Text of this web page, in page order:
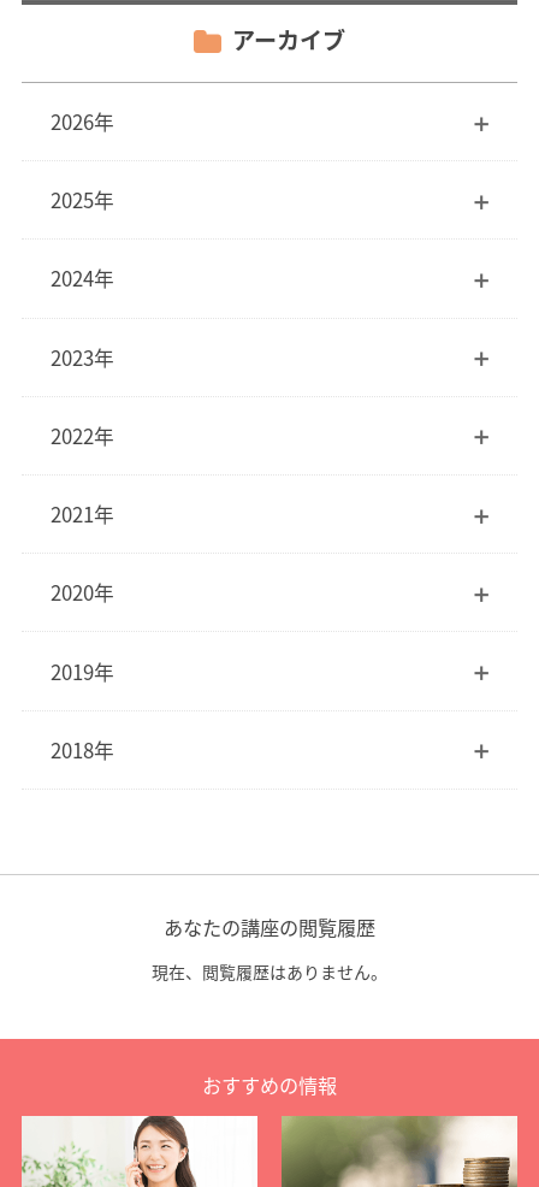
アーカイブ
2026年
2025年
2024年
2023年
2022年
2021年
2020年
2019年
2018年
あなたの講座の閲覧履歴
現在、閲覧履歴はありません。
おすすめの情報